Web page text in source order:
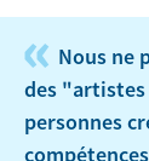
« Nous ne
des
personnes